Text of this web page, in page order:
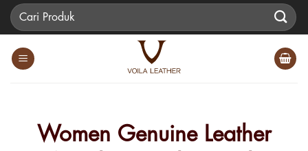
SkipPencarian
untuk:
Women Genuine Leather